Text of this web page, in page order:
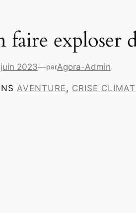
faire exploser
2023—parAgora-Admin
AVENTURE, CRISE